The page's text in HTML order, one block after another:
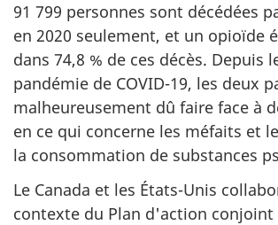
91 799 personnes sont décédées
en 2020 seulement, et un opioïde
dans 74,8 % de ces décès. Depuis
pandémie de COVID-19, les deux
malheureusement dû faire face à
en ce qui concerne les méfaits et
la consommation de substances
Le Canada et les États-Unis
contexte du Plan d'action conjoint